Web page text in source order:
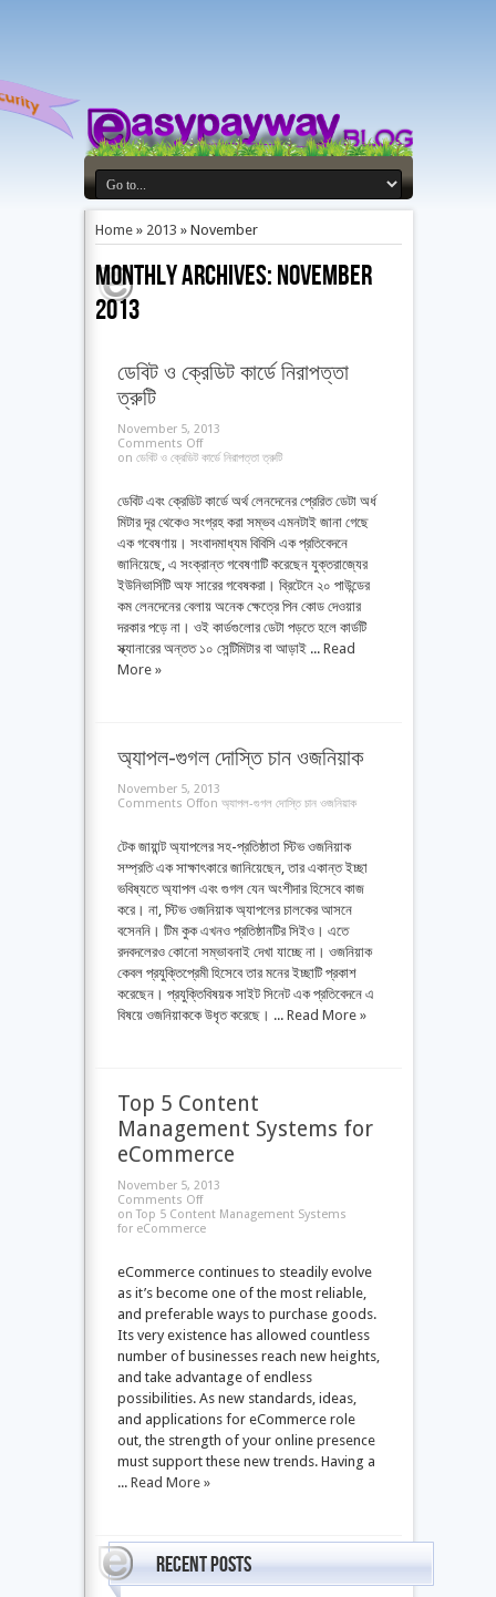
Home» 2013 » November
Monthly Archives:November
2013
ডেবিট ও ক্রেডিট কার্ডে নিরাপত্তা
ত্রুটি
November 5, 2013
Comments Off
on ডেবিট ও ক্রেডিট কার্ডে নিরাপত্তা ত্রুটি
ডেবিট এবং ক্রেডিট কার্ডে অর্থ লেনদেনের প্রেরিত ডেটা অর্ধ
মিটার দূর থেকেও সংগ্রহ করা সম্ভব এমনটাই জানা গেছে
এক গবেষণায়। সংবাদমাধ্যম বিবিসি এক প্রতিবেদনে
জানিয়েছে, এ সংক্রান্ত গবেষণাটি করেছেন যুক্তরাজ্যের
ইউনিভার্সিটি অফ সারের গবেষকরা। ব্রিটেনে ২০ পাউন্ডের
কম লেনদেনের বেলায় অনেক ক্ষেত্রে পিন কোড দেওয়ার
দরকার পড়ে না। ওই কার্ডগুলোর ডেটা পড়তে হলে কার্ডটি
স্ক্যানারের অন্তত ১০ সেন্টিমিটার বা আড়াই ... Read
More »
অ্যাপল-গুগল দোস্তি চান ওজনিয়াক
November 5, 2013
Comments Offon অ্যাপল-গুগল দোস্তি চান ওজনিয়াক
টেক জায়ান্ট অ্যাপলের সহ-প্রতিষ্ঠাতা স্টিভ ওজনিয়াক
সম্প্রতি এক সাক্ষাৎকারে জানিয়েছেন, তার একান্ত ইচ্ছা
ভবিষ্যতে অ্যাপল এবং গুগল যেন অংশীদার হিসেবে কাজ
করে। না, স্টিভ ওজনিয়াক অ্যাপলের চালকের আসনে
বসেননি। টিম কুক এখনও প্রতিষ্ঠানটির সিইও। এতে
রদবদলেরও কোনো সম্ভাবনাই দেখা যাচ্ছে না। ওজনিয়াক
কেবল প্রযুক্তিপ্রেমী হিসেবে তার মনের ইচ্ছাটি প্রকাশ
করেছেন। প্রযুক্তিবিষয়ক সাইট সিনেট এক প্রতিবেদনে এ
বিষয়ে ওজনিয়াককে উধৃত করেছে। ... Read More »
Top 5 Content
Management Systems for
eCommerce
November 5, 2013
Comments Off
on Top 5 Content Management Systems
for eCommerce
eCommerce continues to steadily evolve
as it’s become one of the most reliable,
and preferable ways to purchase goods.
Its very existence has allowed countless
number of businesses reach new heights,
and take advantage of endless
possibilities. As new standards, ideas,
and applications for eCommerce role
out, the strength of your online presence
must support these new trends. Having a
... Read More »
Recent Posts